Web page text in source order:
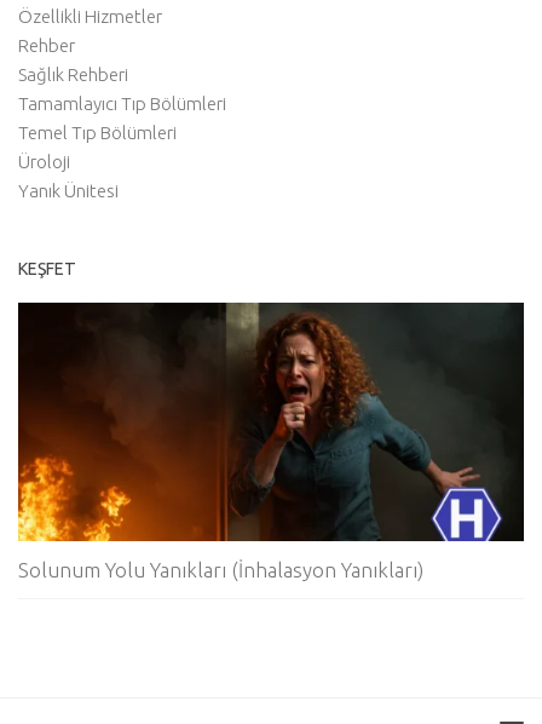
Özellikli Hizmetler
Rehber
Sağlık Rehberi
Tamamlayıcı Tıp Bölümleri
Temel Tıp Bölümleri
Üroloji
Yanık Ünitesi
KEŞFET
Solunum Yolu Yanıkları (İnhalasyon Yanıkları)